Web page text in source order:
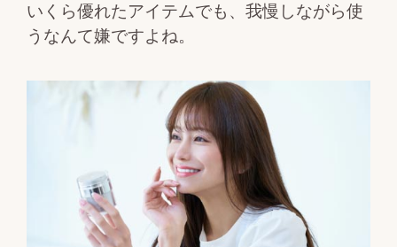
いくら優れたアイテムでも、我慢しながら使
うなんて嫌ですよね。